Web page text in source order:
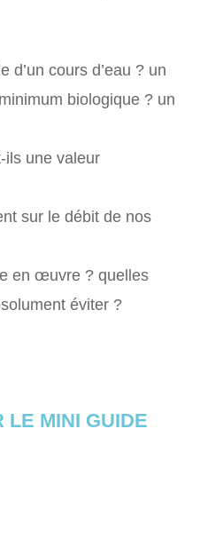
d’un cours d’eau ? un
biologique ? un
ils une valeur
sur le débit de nos
en œuvre ? quelles
éviter ?
LE MINI GUIDE